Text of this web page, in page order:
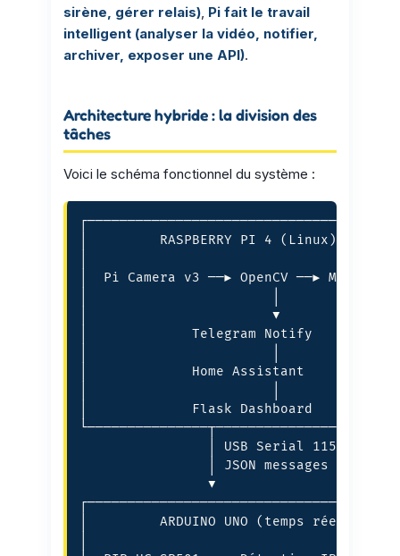
sirène, gérer relais), Pi fait le travail
intelligent (analyser la vidéo, notifier,
archiver, exposer une API).
Architecture hybride : la division des
tâches
Voici le schéma fonctionnel du système :
│         RASPBERRY PI 4 (Linux)
│  Pi Camera v3 ──► OpenCV ──► Motion
│                       ▼
│             Telegram Notify
│             Home Assistant
│             Flask Dashboard
                │ USB Serial 115200
                │ JSON messages
                ▼
│         ARDUINO UNO (temps réel)